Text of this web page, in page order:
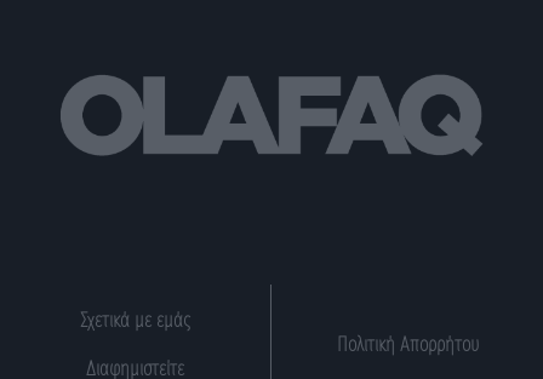
Σχετικά με εμάς
Διαφημιστείτε
Πολιτική Απορρήτου